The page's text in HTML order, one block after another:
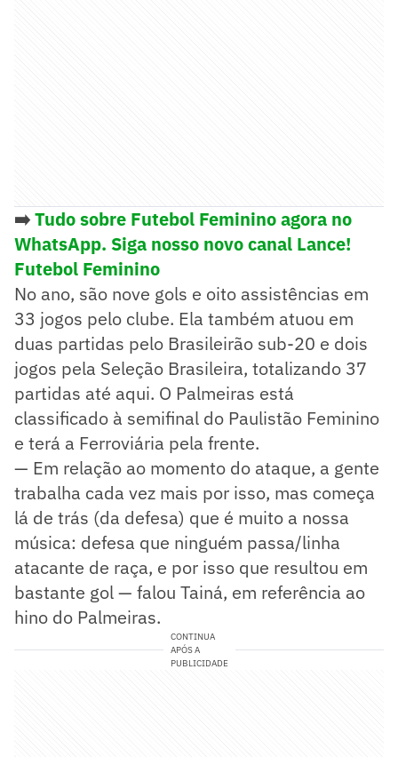
➡️Tudo sobre Futebol Feminino agora no
WhatsApp. Siga nosso novo canal Lance!
Futebol Feminino
No ano, são nove gols e oito assistências em
33 jogos pelo clube. Ela também atuou em
duas partidas pelo Brasileirão sub-20 e dois
jogos pela Seleção Brasileira, totalizando 37
partidas até aqui. O Palmeiras está
classificado à semifinal do Paulistão Feminino
e terá a Ferroviária pela frente.
— Em relação ao momento do ataque, a gente
trabalha cada vez mais por isso, mas começa
lá de trás (da defesa) que é muito a nossa
música: defesa que ninguém passa/linha
atacante de raça, e por isso que resultou em
bastante gol — falou Tainá, em referência ao
hino do Palmeiras.
CONTINUA
APÓS A
PUBLICIDADE